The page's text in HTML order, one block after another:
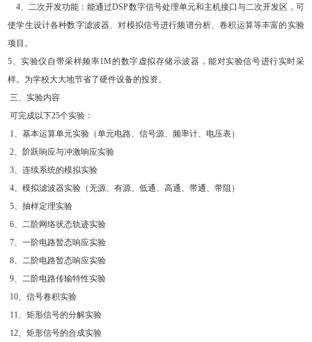
4、二次开发功能：能通过DSP数字信号处理单元和主机接口与二次开发区，可
使学生设计各种数字滤波器、对模拟信号进行频谱分析、卷积运算等丰富的实验
项目。
5、实验仪自带采样频率1M的数字虚拟存储示波器，能对实验信号进行实时采
样。为学校大大地节省了硬件设备的投资。
三、实验内容
可完成以下25个实验：
1、基本运算单元实验（单元电路、信号源、频率计、电压表）
2、阶跃响应与冲激响应实验
3、连续系统的模拟实验
4、模拟滤波器实验（无源、有源、低通、高通、带通、带阻）
5、抽样定理实验
6、二阶网络状态轨迹实验
7、一阶电路暂态响应实验
8、二阶电路暂态响应实验
9、二阶电路传输特性实验
10、信号卷积实验
11、矩形信号的分解实验
12、矩形信号的合成实验